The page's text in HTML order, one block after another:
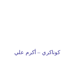
كوناكري – أكرم علي